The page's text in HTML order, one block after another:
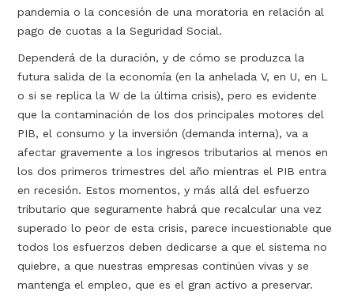
pandemia o la concesión de una moratoria en relación al
pago de cuotas a la Seguridad Social.
Dependerá de la duración, y de cómo se produzca la
futura salida de la economía (en la anhelada V, en U, en L
o si se replica la W de la última crisis), pero es evidente
que la contaminación de los dos principales motores del
PIB, el consumo y la inversión (demanda interna), va a
afectar gravemente a los ingresos tributarios al menos en
los dos primeros trimestres del año mientras el PIB entra
en recesión. Estos momentos, y más allá del esfuerzo
tributario que seguramente habrá que recalcular una vez
superado lo peor de esta crisis, parece incuestionable que
todos los esfuerzos deben dedicarse a que el sistema no
quiebre, a que nuestras empresas continúen vivas y se
mantenga el empleo, que es el gran activo a preservar.